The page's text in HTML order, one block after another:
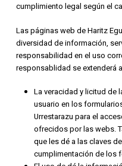
cumplimiento legal según el
Las páginas web de Haritz
diversidad de información,
responsabilidad en el uso
responsablidad se extenderá
La veracidad y licitud de
usuario en los
Urrestarazu para el
ofrecidos por las webs.
que les dé a las claves
cumplimentación de los